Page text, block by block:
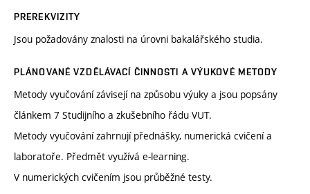
PREREKVIZITY
Jsou požadovány znalosti na úrovni bakalářského studia.
PLÁNOVANÉ VZDĚLÁVACÍ ČINNOSTI A VÝUKOVÉ METODY
Metody vyučování závisejí na způsobu výuky a jsou popsány
článkem 7 Studijního a zkušebního řádu VUT.
Metody vyučování zahrnují přednášky, numerická cvičení a
laboratoře. Předmět využívá e-learning.
V numerických cvičením jsou průběžné testy.